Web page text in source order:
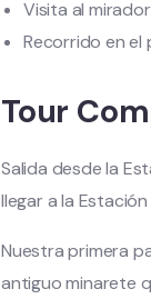
Visita al
Recorrido en el
Tour
Salida desde la
llegar a la
Nuestra primera
antiguo minarete